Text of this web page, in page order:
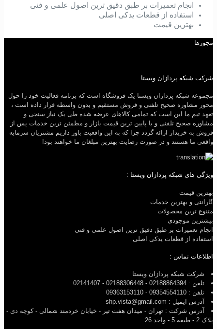
انجام تعمیرات بر طبق دقیق ترین اصول علمی و فنی
استفاده از قطعات یدکی اصلی
بهترین قیمت
مجوزها
شرکت شبکه پردازان ویستا
مجموعه شبکه پردازان ویستا یک فروشگاه است که برنامه فعالیت خود را حول
محور مشاوره صحیح تلفنی و فروش مستقیم و بدون واسطه قرار داده است ،
تعهد تیم ما این است که تمامی کالاهای عرضه شده طی یک نیاز سنجی و
مشاوره صحیح تلفنی و با پایین ترین قیمت بازار و مطمئن ترین خدمات پس از
فروش به خریدار ارائه گردد چرا که به این واقعیت باور داریم مشتریان سرمایه
واقعی ما هستند و در صورت رضایت بهترین مبلغان ما خواهند بود!
ویژگی های شبکه پردازان ویستا :
بهترین قیمت
گارانتی و بهترین خدمات
متنوع ترین محصولات
بیشترین موجودی
انجام تعمیرات بر طبق دقیق ترین اصول علمی و فنی
استفاده از قطعات یدکی اصلی
اطلاعات تماس :
شرکت شبکه پردازان ویستا
تلفن : 02188864394 - 02188306448 - 02141407
تلفن : 09354554110 - 09363153110
آدرس ایمیل : shp.vista@gmail.com
آدرس شرکت : تهران - میدان هفت تیر - خیابان خردمند شمالی - کوچه دی -
پلاک 2 - طبقه 5 - واحد 26